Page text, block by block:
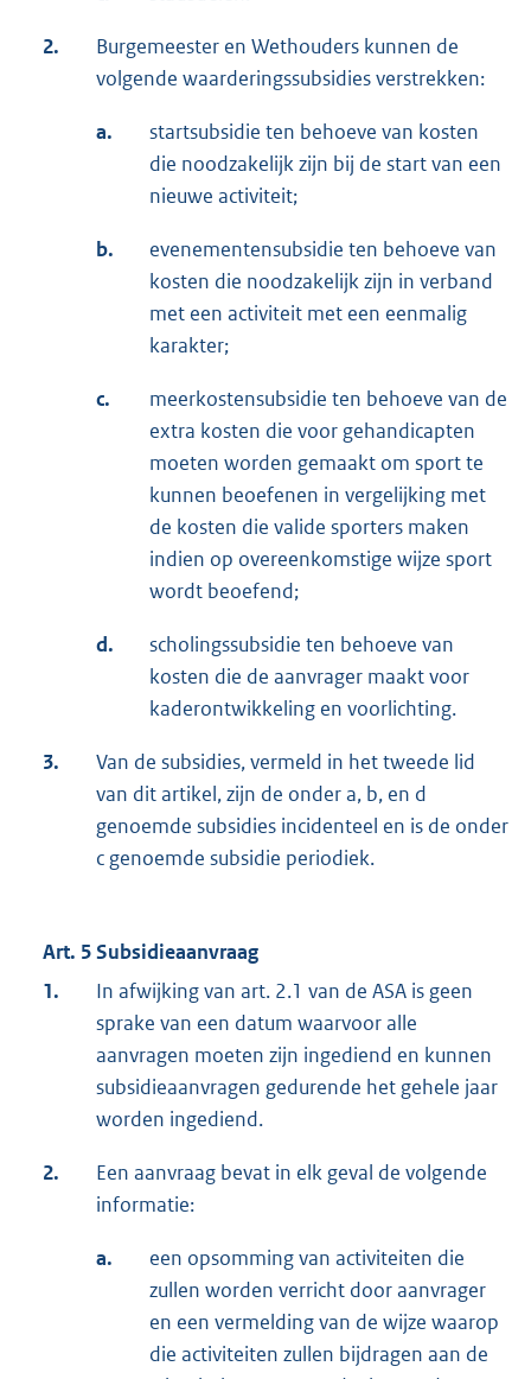
2.
Burgemeester en Wethouders kunnen de
volgende waarderingssubsidies verstrekken:
a.
startsubsidie ten behoeve van kosten
die noodzakelijk zijn bij de start van een
nieuwe activiteit;
b.
evenementensubsidie ten behoeve van
kosten die noodzakelijk zijn in verband
met een activiteit met een eenmalig
karakter;
c.
meerkostensubsidie ten behoeve van de
extra kosten die voor gehandicapten
moeten worden gemaakt om sport te
kunnen beoefenen in vergelijking met
de kosten die valide sporters maken
indien op overeenkomstige wijze sport
wordt beoefend;
d.
scholingssubsidie ten behoeve van
kosten die de aanvrager maakt voor
kaderontwikkeling en voorlichting.
3.
Van de subsidies, vermeld in het tweede lid
van dit artikel, zijn de onder a, b, en d
genoemde subsidies incidenteel en is de onder
c genoemde subsidie periodiek.
Art. 5 Subsidieaanvraag
1.
In afwijking van art. 2.1 van de ASA is geen
sprake van een datum waarvoor alle
aanvragen moeten zijn ingediend en kunnen
subsidieaanvragen gedurende het gehele jaar
worden ingediend.
2.
Een aanvraag bevat in elk geval de volgende
informatie:
a.
een opsomming van activiteiten die
zullen worden verricht door aanvrager
en een vermelding van de wijze waarop
die activiteiten zullen bijdragen aan de